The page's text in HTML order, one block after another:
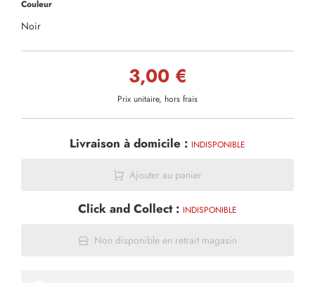
Couleur
Noir
3,00 €
Prix unitaire, hors frais
Livraison à domicile : INDISPONIBLE
Ajouter au panier
Click and Collect : INDISPONIBLE
Non disponible en retrait magasin